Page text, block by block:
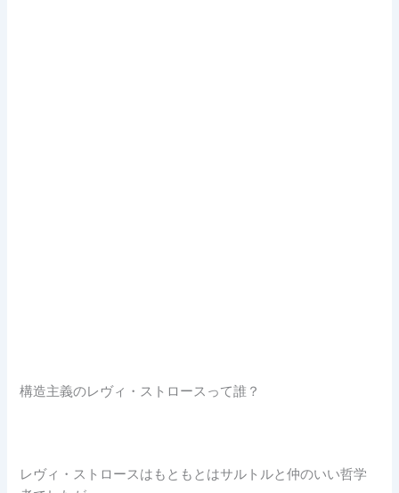
構造主義のレヴィ・ストロースって誰？
レヴィ・ストロースはもともとはサルトルと仲のいい哲学